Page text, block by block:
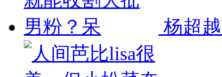
杨超